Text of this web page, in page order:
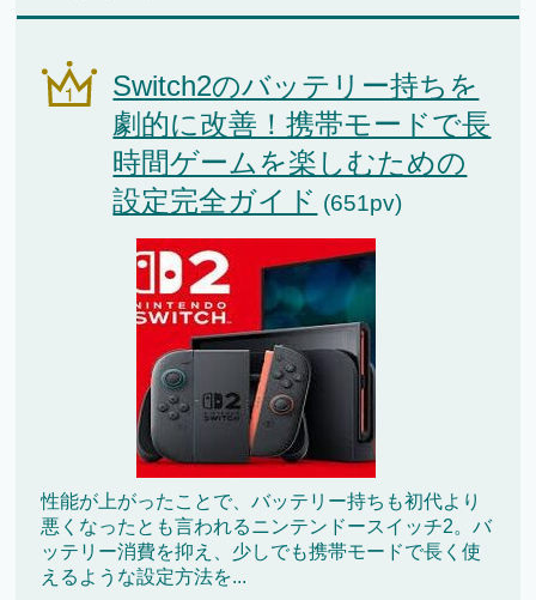
Switch2のバッテリー持ちを
劇的に改善！携帯モードで長
時間ゲームを楽しむための
設定完全ガイド (651pv)
性能が上がったことで、バッテリー持ちも初代より
悪くなったとも言われるニンテンドースイッチ2。バ
ッテリー消費を抑え、少しでも携帯モードで長く使
えるような設定方法を...